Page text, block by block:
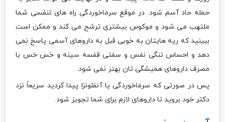
حمله حاد آسم شود. در موقع سرماخوردگی راه های تنفسی شما
ملتهب می شود و موکوس بیشتری ترشح می کند و ممکن است
ببینید که ریه هایتان به خوبی قبل به داروهای آسمی پاسخ نمی
دهد و احساس تنگی نفس و سفتی قفسه سینه و خس خس با
مصرف داروهای همیشگی تان بهتر نمی شود.
پس در صورتی که سرماخوردگی یا آنفلونزا پیدا کردید سریعاً نزد
دکتر خود بروید تا داروهای لازم برای شما تجویز شود.